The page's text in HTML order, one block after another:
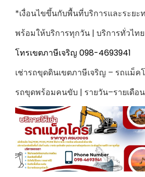
*เงื่อนไขขึ้นกับพื้นที่บริการและระยะ
พร้อมให้บริการทุกวัน | บริการทั่วไทย
โทรเขตภาษีเจริญ 098-4693941
เช่ารถขุดดินเขตภาษีเจริญ – รถแม็ค
รถขุดพร้อมคนขับ | รายวัน–รายเดือน